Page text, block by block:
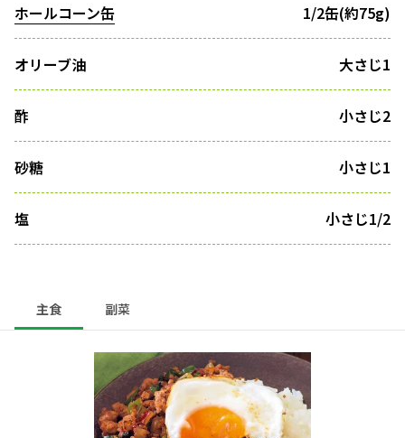
ホールコーン缶 1/2缶(約75g)
オリーブ油 大さじ1
酢 小さじ2
砂糖 小さじ1
塩 小さじ1/2
主食 副菜